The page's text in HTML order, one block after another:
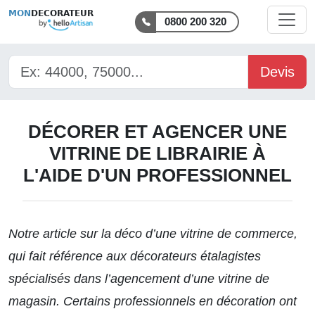
MON DECORATEUR
0800 200 320
Devis
DÉCORER ET AGENCER UNE
VITRINE DE LIBRAIRIE À
L'AIDE D'UN PROFESSIONNEL
Notre article sur la déco d’une vitrine de commerce,
qui fait référence aux décorateurs étalagistes
spécialisés dans l’agencement d’une vitrine de
magasin. Certains professionnels en décoration ont